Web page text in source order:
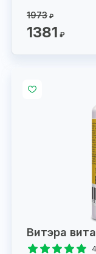
1973 ₽
1381 ₽
Витэра